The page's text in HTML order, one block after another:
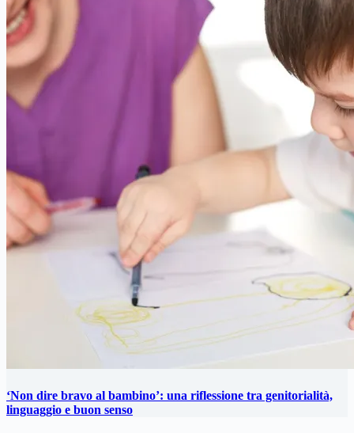
‘Non dire bravo al bambino’: una riflessione tra genitorialità,
linguaggio e buon senso